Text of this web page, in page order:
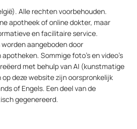
Alle rechten voorbehouden.
apotheek of online dokter, maar
en facilitaire service.
aangeboden door
Sommige foto’s en video’s
met behulp van AI (kunstmatige
deze website zijn oorspronkelijk
of Engels. Een deel van de
gegenereerd.